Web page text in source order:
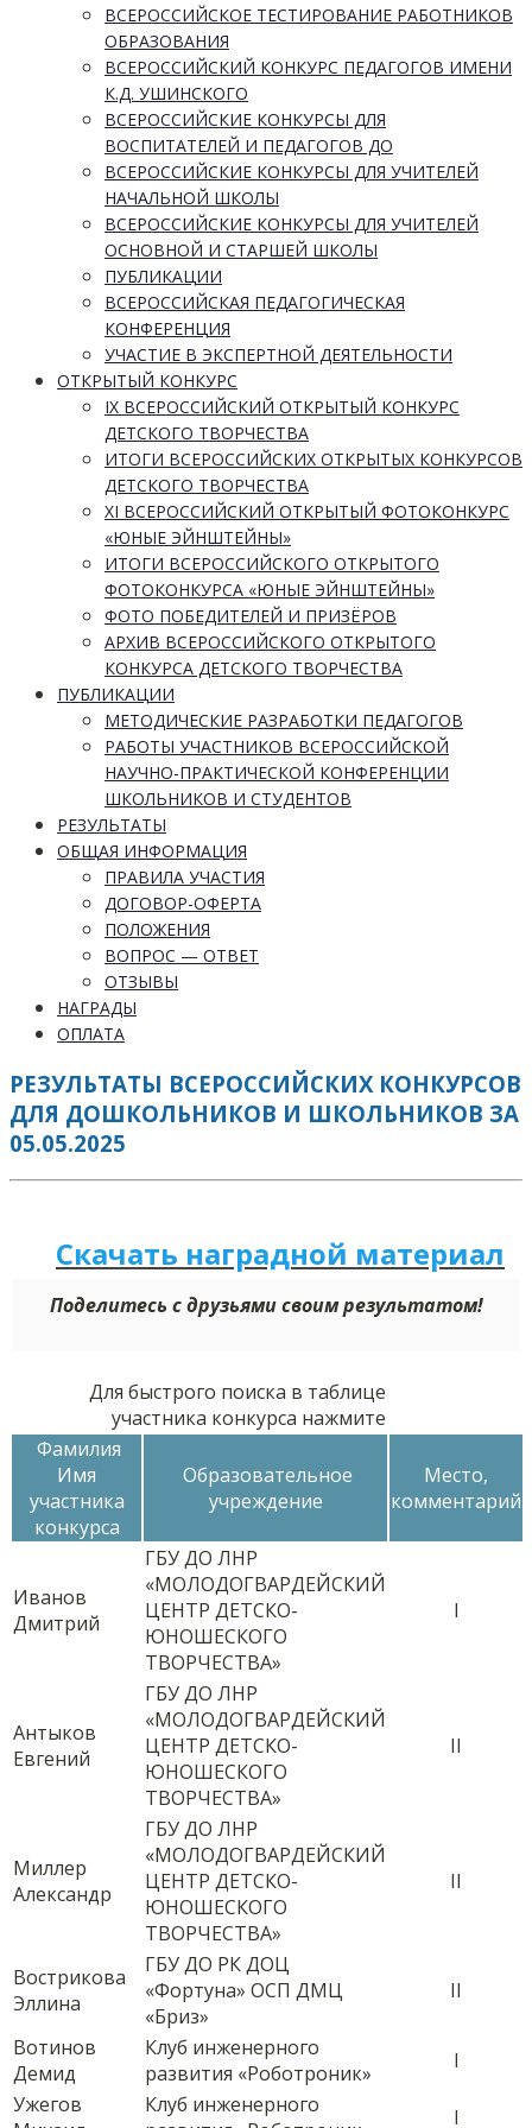
ВСЕРОССИЙСКОЕ ТЕСТИРОВАНИЕ РАБОТНИКОВ
ОБРАЗОВАНИЯ
ВСЕРОССИЙСКИЙ КОНКУРС ПЕДАГОГОВ ИМЕНИ
К.Д. УШИНСКОГО
ВСЕРОССИЙСКИЕ КОНКУРСЫ ДЛЯ
ВОСПИТАТЕЛЕЙ И ПЕДАГОГОВ ДО
ВСЕРОССИЙСКИЕ КОНКУРСЫ ДЛЯ УЧИТЕЛЕЙ
НАЧАЛЬНОЙ ШКОЛЫ
ВСЕРОССИЙСКИЕ КОНКУРСЫ ДЛЯ УЧИТЕЛЕЙ
ОСНОВНОЙ И СТАРШЕЙ ШКОЛЫ
ПУБЛИКАЦИИ
ВСЕРОССИЙСКАЯ ПЕДАГОГИЧЕСКАЯ
КОНФЕРЕНЦИЯ
УЧАСТИЕ В ЭКСПЕРТНОЙ ДЕЯТЕЛЬНОСТИ
ОТКРЫТЫЙ КОНКУРС
IX ВСЕРОССИЙСКИЙ ОТКРЫТЫЙ КОНКУРС
ДЕТСКОГО ТВОРЧЕСТВА
ИТОГИ ВСЕРОССИЙСКИХ ОТКРЫТЫХ КОНКУРСОВ
ДЕТСКОГО ТВОРЧЕСТВА
XI ВСЕРОССИЙСКИЙ ОТКРЫТЫЙ ФОТОКОНКУРС
«ЮНЫЕ ЭЙНШТЕЙНЫ»
ИТОГИ ВСЕРОССИЙСКОГО ОТКРЫТОГО
ФОТОКОНКУРСА «ЮНЫЕ ЭЙНШТЕЙНЫ»
ФОТО ПОБЕДИТЕЛЕЙ И ПРИЗЁРОВ
АРХИВ ВСЕРОССИЙСКОГО ОТКРЫТОГО
КОНКУРСА ДЕТСКОГО ТВОРЧЕСТВА
ПУБЛИКАЦИИ
МЕТОДИЧЕСКИЕ РАЗРАБОТКИ ПЕДАГОГОВ
РАБОТЫ УЧАСТНИКОВ ВСЕРОССИЙСКОЙ
НАУЧНО-ПРАКТИЧЕСКОЙ КОНФЕРЕНЦИИ
ШКОЛЬНИКОВ И СТУДЕНТОВ
РЕЗУЛЬТАТЫ
ОБЩАЯ ИНФОРМАЦИЯ
ПРАВИЛА УЧАСТИЯ
ДОГОВОР-ОФЕРТА
ПОЛОЖЕНИЯ
ВОПРОС — ОТВЕТ
ОТЗЫВЫ
НАГРАДЫ
ОПЛАТА
РЕЗУЛЬТАТЫ ВСЕРОССИЙСКИХ КОНКУРСОВ
ДЛЯ ДОШКОЛЬНИКОВ И ШКОЛЬНИКОВ ЗА
05.05.2025
Скачать наградной материал
Поделитесь с друзьями своим результатом!
Для быстрого поиска в таблице
участника конкурса нажмите
Фамилия
Имя
участника
конкурса
Образовательное
учреждение
Место,
комментарий
Иванов
Дмитрий
ГБУ ДО ЛНР
«МОЛОДОГВАРДЕЙСКИЙ
ЦЕНТР ДЕТСКО-
ЮНОШЕСКОГО
ТВОРЧЕСТВА»
I
Антыков
Евгений
ГБУ ДО ЛНР
«МОЛОДОГВАРДЕЙСКИЙ
ЦЕНТР ДЕТСКО-
ЮНОШЕСКОГО
ТВОРЧЕСТВА»
II
Миллер
Александр
ГБУ ДО ЛНР
«МОЛОДОГВАРДЕЙСКИЙ
ЦЕНТР ДЕТСКО-
ЮНОШЕСКОГО
ТВОРЧЕСТВА»
II
Вострикова
Эллина
ГБУ ДО РК ДОЦ
«Фортуна» ОСП ДМЦ
«Бриз»
II
Вотинов
Демид
Клуб инженерного
развития «Роботроник»
I
Ужегов
Клуб инженерного
I